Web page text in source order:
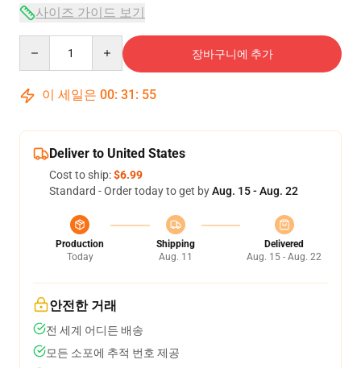
사이즈 가이드 보기
장바구니에 추가
이 세일은 00: 31 : 54
Deliver to United States
Cost to ship:$6.99
Standard - Order today to get byAug. 15 - Aug. 22
Production
Today
Shipping
Aug. 11
Delivered
Aug. 15 - Aug. 22
안전한 거래
전 세계 어디든 배송
모든 소포에 추적 번호 제공